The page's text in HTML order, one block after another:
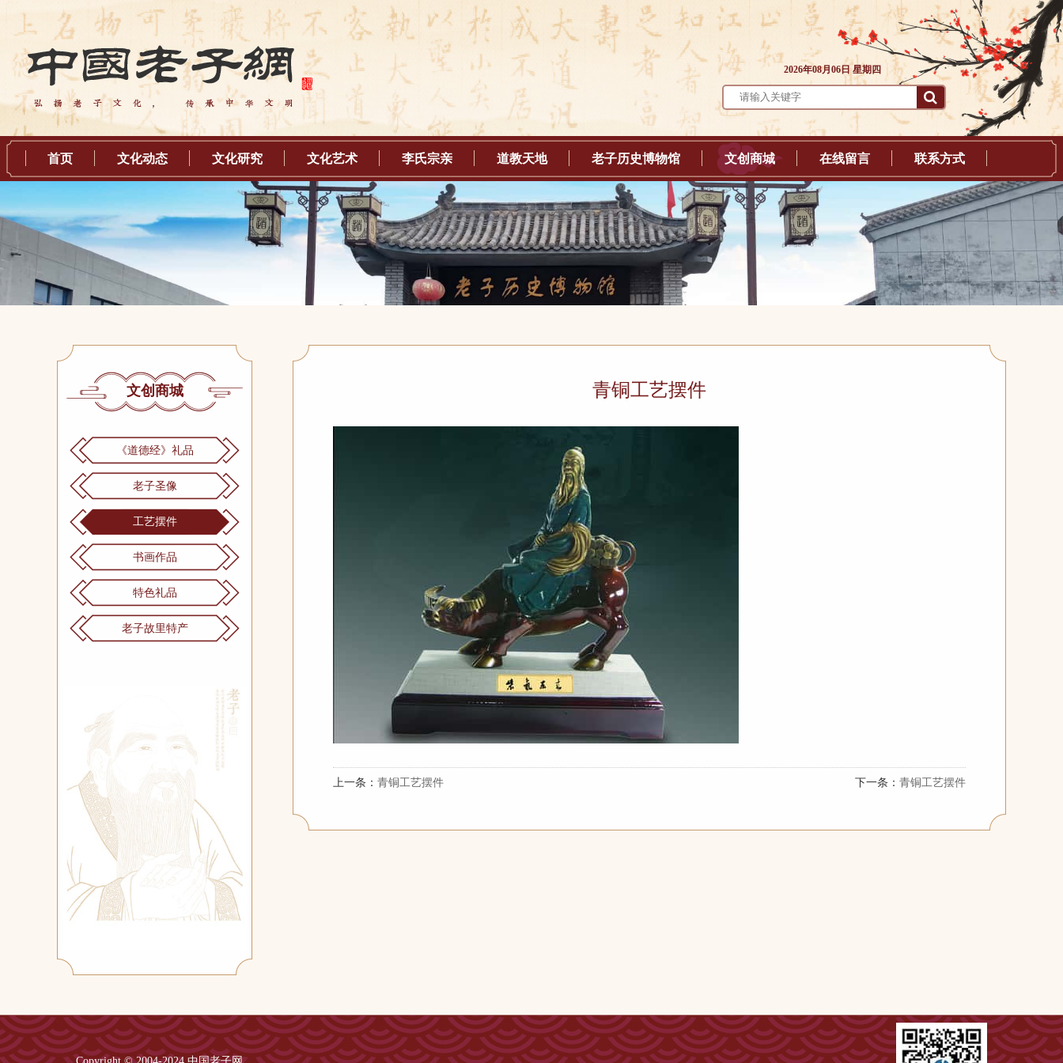
2026年08月06日 星期四
首页 文化动态 文化研究 文化艺术 李氏宗亲 道教天地 老子历史博物馆 文创商城 在线留言 联系方式
文创商城
《道德经》礼品
老子圣像
工艺摆件
书画作品
特色礼品
老子故里特产
青铜工艺摆件
上一条： 青铜工艺摆件 下一条： 青铜工艺摆件